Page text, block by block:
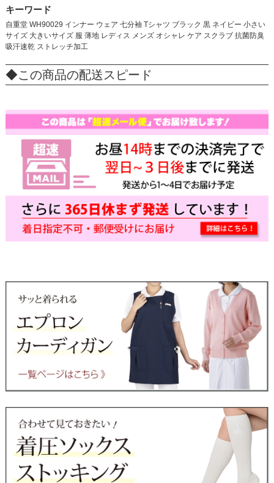
キーワード
自重堂 WH90029 インナー ウェア 七分袖 Tシャツ ブラック 黒 ネイビー 小さい
サイズ 大きいサイズ 服 薄地 レディス メンズ オシャレ ケア スクラブ 抗菌防臭
吸汗速乾 ストレッチ加工
◆この商品の配送スピード